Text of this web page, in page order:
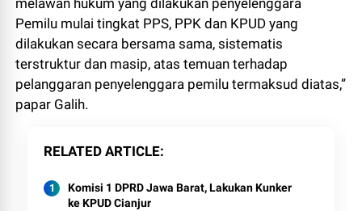
melawan hukum yang dilakukan penyelenggara
Pemilu mulai tingkat PPS, PPK dan KPUD yang
dilakukan secara bersama sama, sistematis
terstruktur dan masip, atas temuan terhadap
pelanggaran penyelenggara pemilu termaksud diatas,”
papar Galih.
RELATED ARTICLE
Komisi 1 DPRD Jawa Barat, Lakukan Kunker
ke KPUD Cianjur